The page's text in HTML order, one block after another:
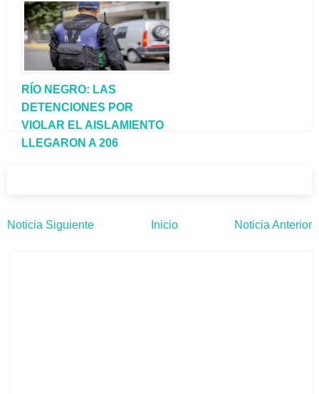
INFORMALES Y
MONOTRIBUTISTAS
RÍO NEGRO: LAS
DETENCIONES POR
VIOLAR EL AISLAMIENTO
LLEGARON A 206
Noticia Siguiente Inicio Noticia Anterior